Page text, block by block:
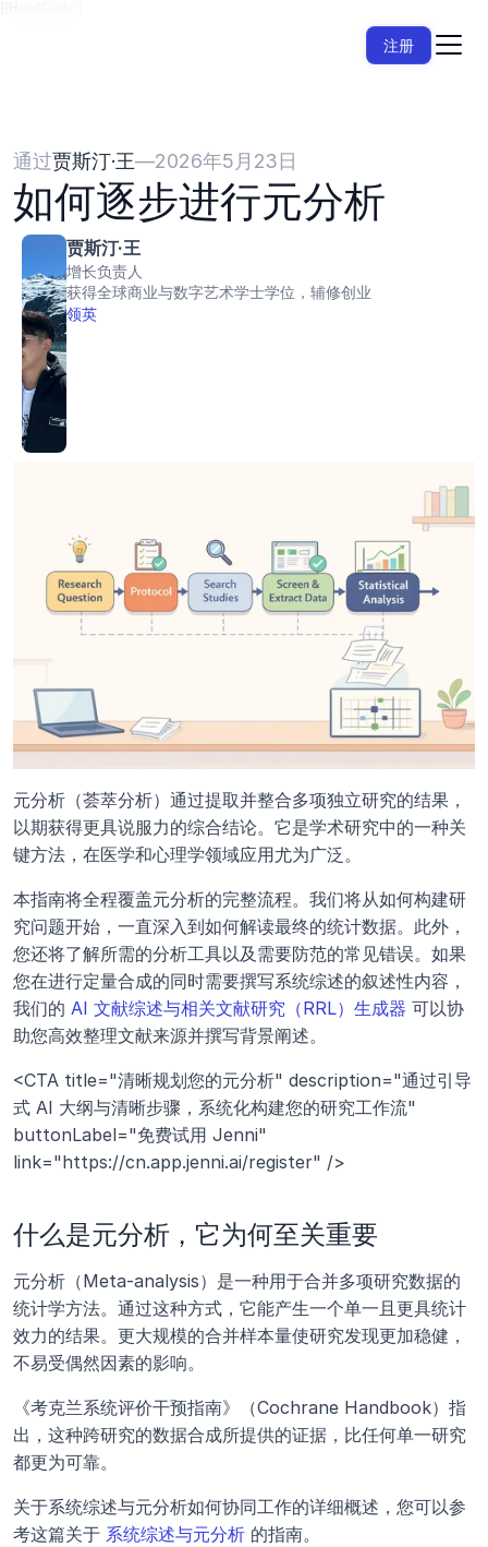
注册
通过贾斯汀·王—2026年5月23日
如何逐步进行元分析
贾斯汀·王
增长负责人
获得全球商业与数字艺术学士学位，辅修创业
领英
元分析（荟萃分析）通过提取并整合多项独立研究的结果，
以期获得更具说服力的综合结论。它是学术研究中的一种关
键方法，在医学和心理学领域应用尤为广泛。
本指南将全程覆盖元分析的完整流程。我们将从如何构建研
究问题开始，一直深入到如何解读最终的统计数据。此外，
您还将了解所需的分析工具以及需要防范的常见错误。如果
您在进行定量合成的同时需要撰写系统综述的叙述性内容，
我们的 AI 文献综述与相关文献研究（RRL）生成器 可以协
助您高效整理文献来源并撰写背景阐述。
<CTA title="清晰规划您的元分析" description="通过引导
式 AI 大纲与清晰步骤，系统化构建您的研究工作流"
buttonLabel="免费试用 Jenni"
link="https://cn.app.jenni.ai/register" />
什么是元分析，它为何至关重要
元分析（Meta-analysis）是一种用于合并多项研究数据的
统计学方法。通过这种方式，它能产生一个单一且更具统计
效力的结果。更大规模的合并样本量使研究发现更加稳健，
不易受偶然因素的影响。
《考克兰系统评价干预指南》（Cochrane Handbook）指
出，这种跨研究的数据合成所提供的证据，比任何单一研究
都更为可靠。
关于系统综述与元分析如何协同工作的详细概述，您可以参
考这篇关于 系统综述与元分析 的指南。